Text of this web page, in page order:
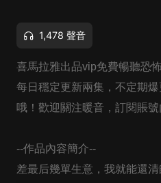
1,478 聲音
喜馬拉雅出品vip免費暢聽恐
每日穩定更新兩集，不定期
哦！歡迎關注暖音，訂閱賬號
--作品內容簡介--
差最后幾單生意，我就能還